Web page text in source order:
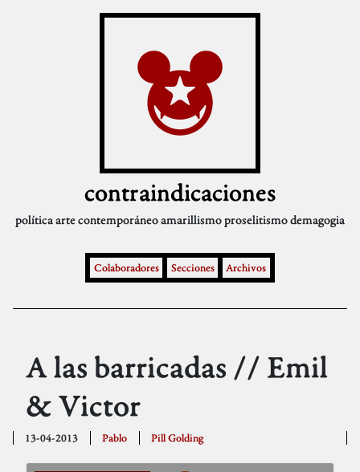
contraindicaciones
políticaarte contemporáneoamarillismoproselitismodemagogia
Colaboradores Secciones Archivos
A las barricadas // Emil
& Victor
13-04-2013 Pablo Pill Golding